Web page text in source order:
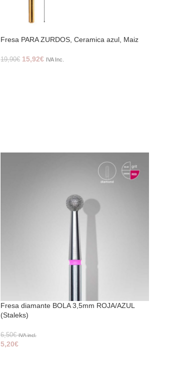
Fresa PARA ZURDOS, Ceramica azul, Maiz
19,90€ 15,92€ IVA Inc.
Fresa diamante BOLA 3,5mm ROJA/AZUL
(Staleks)
6,50€ IVA incl.
5,20€